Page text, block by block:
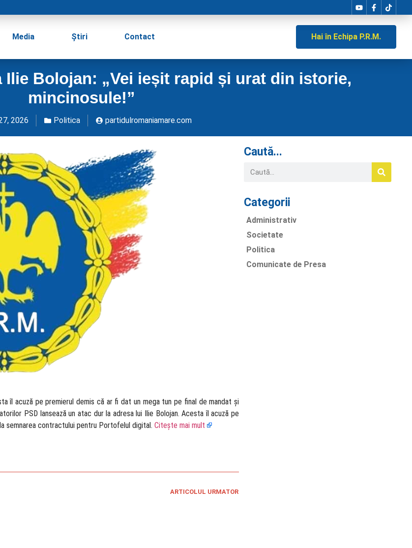
Media Știri Contact Hai în Echipa P.R.M.
Ilie Bolojan: „Vei ieșit rapid și urat din istorie,
mincinosule!”
2026 Politica partidulromaniamare.com
îl acuză pe premierul demis că ar fi dat un mega tun pe final de mandat și
PSD lansează un atac dur la adresa lui Ilie Bolojan. Acesta îl acuză pe
semnarea contractului pentru Portofelul digital. Citește mai mult
ARTICOLUL URMATOR
Caută...
Categorii
Administrativ
Societate
Politica
Comunicate de Presa